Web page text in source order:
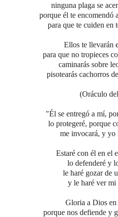
ninguna plaga se
porque él te encomendó
para que te cuiden en
Ellos te llevarán
para que no tropieces
caminarás sobre
pisotearás cachorros
(Oráculo
"Él se entregó a mí,
lo protegeré, porque
me invocará, y yo
Estaré con él en el
lo defenderé y
le haré gozar de
y le haré ver
Gloria a Dios en
porque nos defiende y